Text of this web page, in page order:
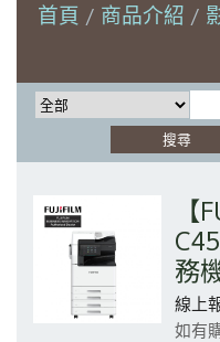
首頁 商品介紹
【
務
線上
如有